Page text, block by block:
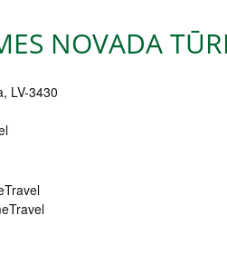
NOVADA
LV-3430